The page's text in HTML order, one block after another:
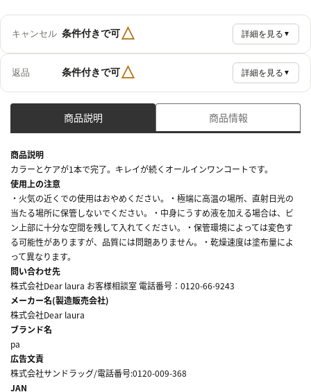
キャンセル 条件付きで可△ 詳細を見る ▼
返品 条件付きで可△ 詳細を見る ▼
商品説明 商品情報
商品説明
カラーとケアが1本で完了。キレイが続くオールインワンコートです。
使用上の注意
・火気の近くでの使用はおやめください。・極端に高温の場所、直射日光の
当たる場所に保管しないでください。・中身にうすめ液を加える場合は、ビ
ン上部に十分な空間を残して入れてください。・保管環境によっては変色す
る可能性がありますが、品質には問題ありません。・乾燥速度は塗布量によ
って異なります。
問い合わせ先
株式会社Dear laura お客様相談室 電話番号：0120-66-9243
メーカー名(製造販売会社)
株式会社Dear laura
ブランド名
pa
広告文責
株式会社サンドラッグ/電話番号:0120-009-368
JAN